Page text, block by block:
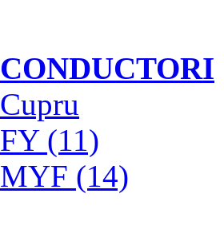
CONDUCTORI
Cupru
FY(11)
MYF (14)